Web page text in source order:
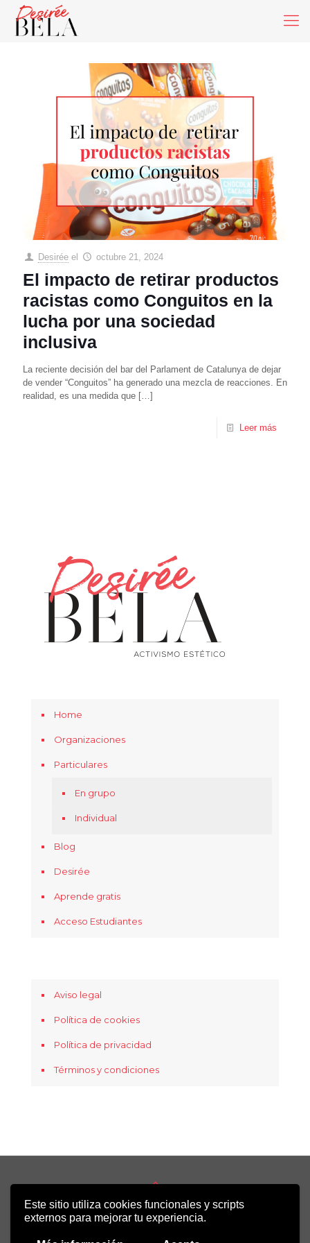
Este sitio utiliza cookies funcionales y scripts
externos para mejorar tu experiencia.
Desirée el octubre 21, 2024
El impacto de retirar productos
racistas como Conguitos en la
lucha por una sociedad
inclusiva
La reciente decisión del bar del Parlament de Catalunya de dejar
de vender “Conguitos” ha generado una mezcla de reacciones. En
realidad, es una medida que […]
Leer más
Home
Organizaciones
Particulares
En grupo
Individual
Blog
Desirée
Aprende gratis
Acceso Estudiantes
Aviso legal
Política de cookies
Política de privacidad
Términos y condiciones
Copyright 2022 - Desirée Bela-Lobedde